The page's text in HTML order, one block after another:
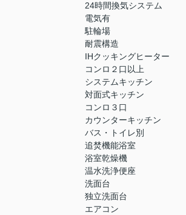
24時間換気システム
電気有
駐輪場
耐震構造
IHクッキングヒーター
コンロ２口以上
システムキッチン
対面式キッチン
コンロ３口
カウンターキッチン
バス・トイレ別
追焚機能浴室
浴室乾燥機
温水洗浄便座
洗面台
独立洗面台
エアコン